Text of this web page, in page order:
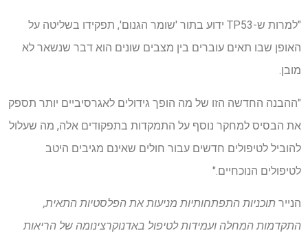
"למרות ש-TP53 ידוע בתור 'שומר הגנום', תפקידו בשליטה על
האופן שבו תאים עוברים בין מצבים שונים הוא דבר שנשאר לא
מובן.
"ההבנה החדשה הזו של מה הופך גידולים לאגרסיביים יותר תספק
את הבסיס למחקר נוסף על התמקדות בתפקודים אלה, מה שעלול
להוביל לטיפולים חדשים עבור חולים שאינם מגיבים היטב
לטיפולים הנוכחיים."
הנייר תוכניות התפתחותיות מניעות את הפלסטיות התאית,
התקדמות המחלה ועמידות לטיפול באדנוקרצינומה של הריאות